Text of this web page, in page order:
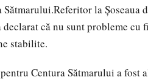
la Șoseaua
că nu sunt probleme cu
stabilite.
Centura Sătmarului a fost